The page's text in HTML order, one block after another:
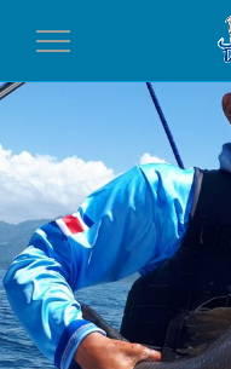
Toggle Navigation